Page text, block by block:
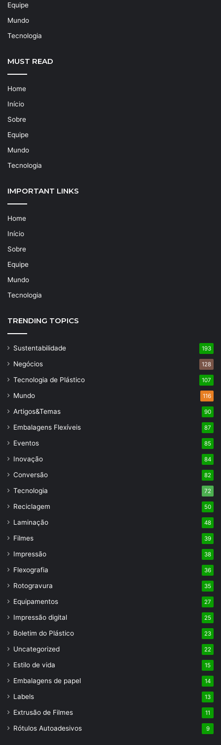
Equipe
Mundo
Tecnologia
MUST READ
Home
Início
Sobre
Equipe
Mundo
Tecnologia
IMPORTANT LINKS
Home
Início
Sobre
Equipe
Mundo
Tecnologia
TRENDING TOPICS
Sustentabilidade 193
Negócios 128
Tecnologia de Plástico 107
Mundo 116
Artigos&Temas 90
Embalagens Flexíveis 87
Eventos 85
Inovação 84
Conversão 82
Tecnologia 72
Reciclagem 50
Laminação 48
Filmes 39
Impressão 38
Flexografia 36
Rotogravura 35
Equipamentos 27
Impressão digital 25
Boletim do Plástico 23
Uncategorized 22
Estilo de vida 15
Embalagens de papel 14
Labels 13
Extrusão de Filmes 11
Rótulos Autoadesivos 9